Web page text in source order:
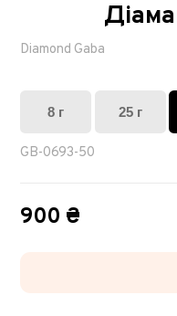
Diamond Gaba
8 г 25 г
GB-0693-50
900 ₴